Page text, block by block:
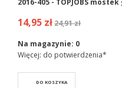
14,95 zł24,91 zł
Na magazynie: 0
Więcej: do potwierdzenia*
DO KOSZYKA